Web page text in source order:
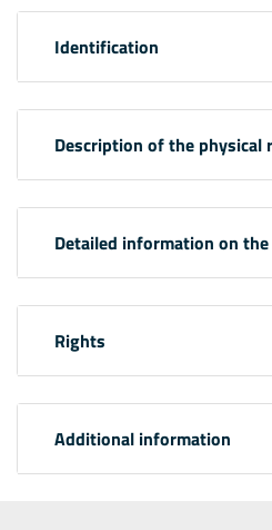
Identification
Description of the physical
Detailed information on
Rights
Additional information